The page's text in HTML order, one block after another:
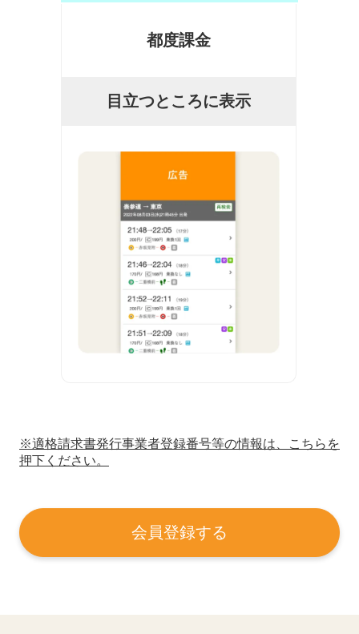
都度課金
目立つところに表示
※適格請求書発行事業者登録番号等の情報は、こちらを
押下ください。
会員登録する